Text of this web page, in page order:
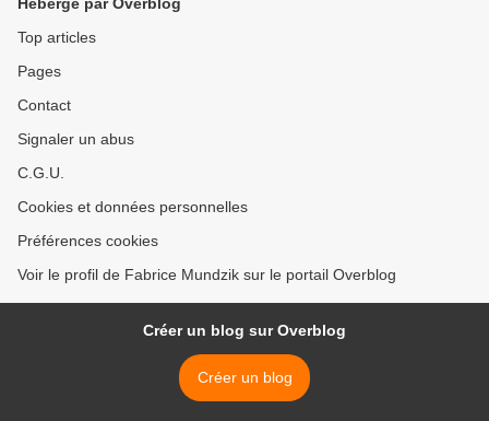
Top articles
Pages
Contact
Signaler un abus
C.G.U.
Cookies et données personnelles
Préférences cookies
Voir le profil de Fabrice Mundzik sur le portail Overblog
Créer un blog sur Overblog
Créer un blog